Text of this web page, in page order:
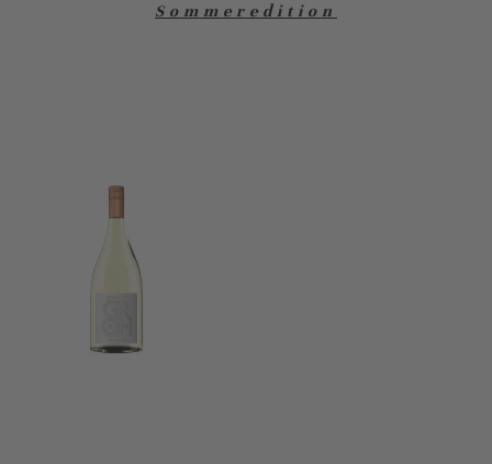
Sommeredition